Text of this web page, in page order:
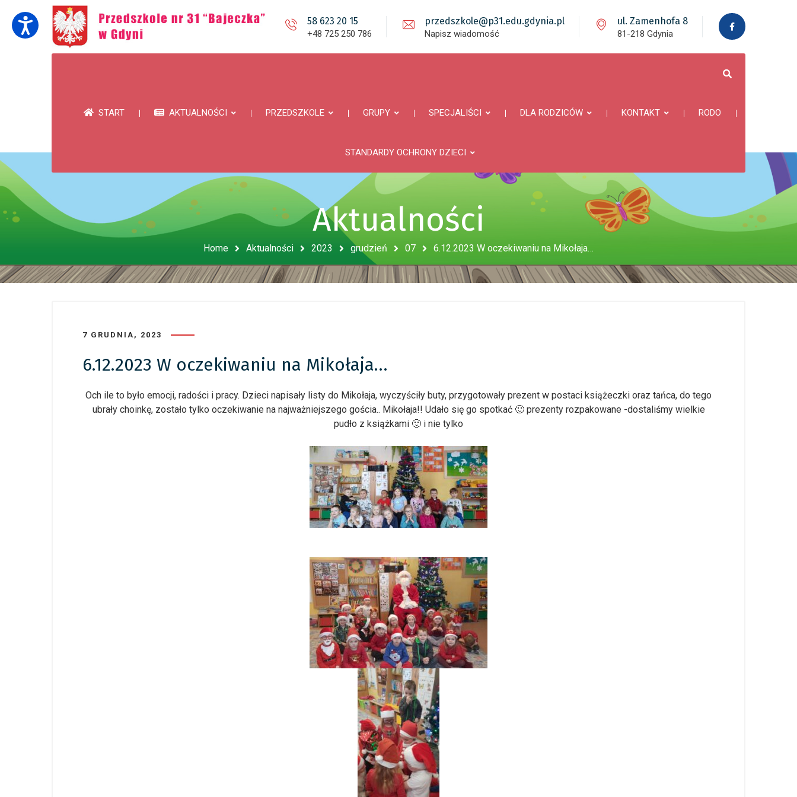
58 623 20 15
+48 725 250 786
przedszkole@p31.edu.gdynia.pl
Napisz wiadomość
ul. Zamenhofa 8
81-218 Gdynia
START AKTUALNOŚCI PRZEDSZKOLE GRUPY SPECJALIŚCI DLA RODZICÓW KONTAKT RODO
STANDARDY OCHRONY DZIECI
Aktualności
Home Aktualności 2023 grudzień 07 6.12.2023 W oczekiwaniu na Mikołaja…
7 GRUDNIA, 2023
6.12.2023 W oczekiwaniu na Mikołaja…
Och ile to było emocji, radości i pracy. Dzieci napisały listy do Mikołaja, wyczyściły buty, przygotowały prezent w postaci książeczki oraz tańca, do tego
ubrały choinkę, zostało tylko oczekiwanie na najważniejszego gościa.. Mikołaja!! Udało się go spotkać 🙂 prezenty rozpakowane -dostaliśmy wielkie
pudło z książkami 🙂 i nie tylko